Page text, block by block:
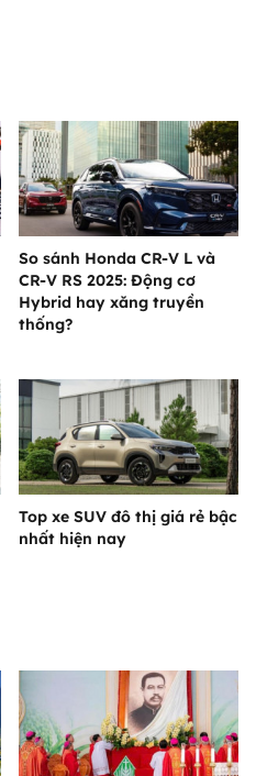
So sánh Honda CR-V L và
CR-V RS 2025: Động cơ
Hybrid hay xăng truyền
thống?
Top xe SUV đô thị giá rẻ bậc
nhất hiện nay